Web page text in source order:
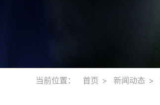
当前位置： 首页 新闻动态